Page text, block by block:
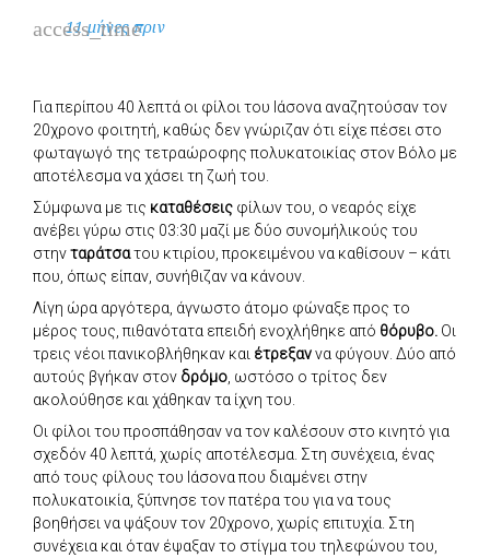
access_time
11 μήνες πριν
Για περίπου 40 λεπτά οι φίλοι του Ιάσονα αναζητούσαν τον
20χρονο φοιτητή, καθώς δεν γνώριζαν ότι είχε πέσει στο
φωταγωγό της τετραώροφης πολυκατοικίας στον Βόλο με
αποτέλεσμα να χάσει τη ζωή του.
Σύμφωνα με τις καταθέσεις φίλων του, ο νεαρός είχε
ανέβει γύρω στις 03:30 μαζί με δύο συνομήλικούς του
στηνταράτσατου κτιρίου, προκειμένου να καθίσουν – κάτι
που, όπως είπαν, συνήθιζαν να κάνουν.
Λίγη ώρα αργότερα, άγνωστο άτομο φώναξε προς το
μέρος τους, πιθανότατα επειδή ενοχλήθηκε από θόρυβο. Οι
τρεις νέοι πανικοβλήθηκαν και έτρεξαννα φύγουν. Δύο από
αυτούς βγήκαν στον δρόμο , ωστόσο ο τρίτος δεν
ακολούθησε και χάθηκαν τα ίχνη του.
Οι φίλοι του προσπάθησαν να τον καλέσουν στο κινητό για
σχεδόν 40 λεπτά, χωρίς αποτέλεσμα. Στη συνέχεια, ένας
από τους φίλους του Ιάσονα που διαμένει στην
πολυκατοικία, ξύπνησε τον πατέρα του για να τους
βοηθήσει να ψάξουν τον 20χρονο, χωρίς επιτυχία. Στη
συνέχεια και όταν έψαξαν το στίγμα του τηλεφώνου του,